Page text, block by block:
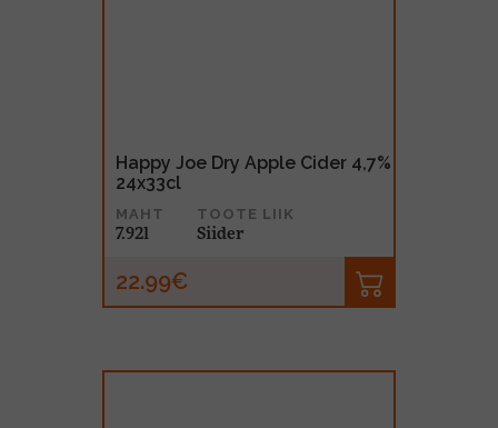
Happy Joe Dry Apple Cider 4,7%
24x33cl
MAHT
7.92l
TOOTE LIIK
Siider
22.99€